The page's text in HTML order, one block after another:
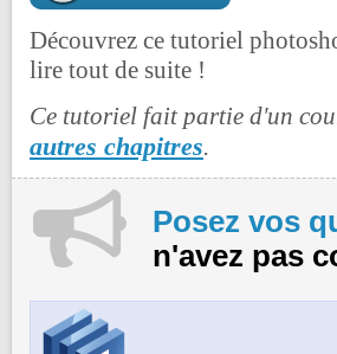
Découvrez ce tutoriel
lire tout de suite !
Ce tutoriel fait partie d'un
autres chapitres.
Posez vos
n'avez pas